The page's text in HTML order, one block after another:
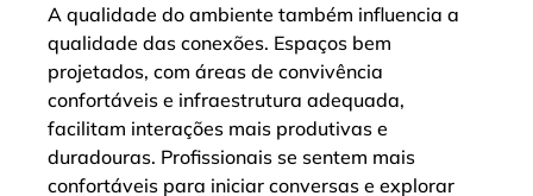
A qualidade do ambiente também influencia a
qualidade das conexões. Espaços bem
projetados, com áreas de convivência
confortáveis e infraestrutura adequada,
facilitam interações mais produtivas e
duradouras. Profissionais se sentem mais
confortáveis para iniciar conversas e explorar